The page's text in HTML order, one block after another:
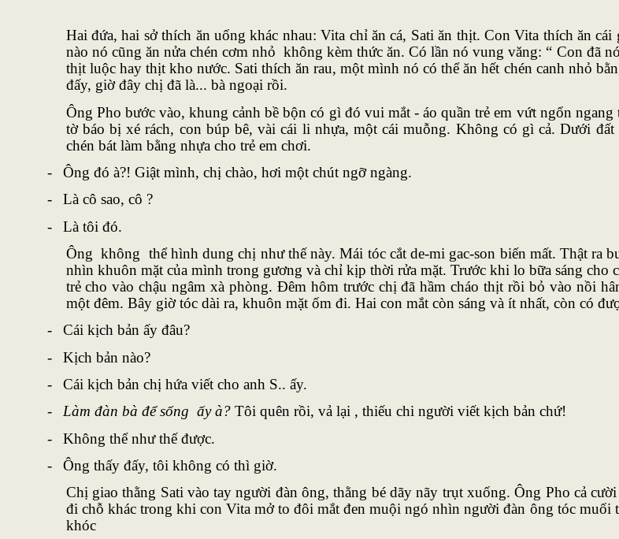
Hai đứa, hai sở thích ăn uống khác nhau: Vita chỉ ăn cá, Sati ăn thịt. Con Vita thích ăn
nào nó cũng ăn nửa chén cơm nhỏ không kèm thức ăn. Có lần nó vung văng: “ Con đã
thịt luộc hay thịt kho nước. Sati thích ăn rau, một mình nó có thể ăn hết chén canh nhỏ
đấy, giờ đây chị đã là... bà ngoại rồi.
Ông Pho bước vào, khung cảnh bề bộn có gì đó vui mắt - áo quần trẻ em vứt ngổn
tờ báo bị xé rách, con búp bê, vài cái li nhựa, một cái muỗng. Không có gì cả. Dưới
chén bát làm bằng nhựa cho trẻ em chơi.
-
Ông đó à?! Giật mình, chị chào, hơi một chút ngỡ ngàng.
-
Là cô sao, cô ?
-
Là tôi đó.
Ông không thể hình dung chị như thế này. Mái tóc cắt de-mi gac-son biến mất. Thật ra
nhìn khuôn mặt của mình trong gương và chỉ kịp thời rửa mặt. Trước khi lo bữa sáng cho
trẻ cho vào chậu ngâm xà phòng. Đêm hôm trước chị đã hầm cháo thịt rồi bỏ vào nồi
một đêm. Bây giờ tóc dài ra, khuôn mặt ốm đi. Hai con mắt còn sáng và ít nhất, còn có
-
Cái kịch bản ấy đâu?
-
Kịch bản nào?
-
Cái kịch bản chị hứa viết cho anh S.. ấy.
-
Làm đàn bà để sống ấy à?Tôi quên rồi, vả lại , thiếu chi người viết kịch bản chứ!
-
Không thể như thế được.
-
Ông thấy đấy, tôi không có thì giờ.
Chị giao thằng Sati vào tay người đàn ông, thằng bé dãy nãy trụt xuống. Ông Pho cả
đi chỗ khác trong khi con Vita mở to đôi mắt đen muội ngó nhìn người đàn ông tóc muối
khóc